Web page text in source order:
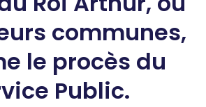
communes,
le procès du
Public.